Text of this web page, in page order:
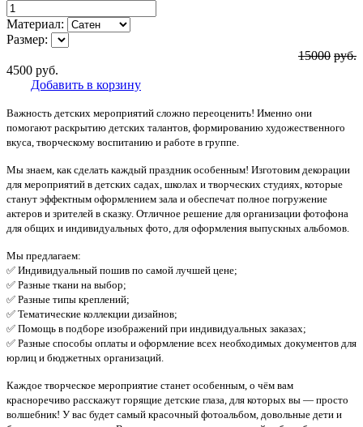
Материал:
Размер:
15000 руб.
4500 руб.
Добавить в корзину
Важность детских мероприятий сложно переоценить! Именно они
помогают раскрытию детских талантов, формированию художественного
вкуса, творческому воспитанию и работе в группе.
Мы знаем, как сделать каждый праздник особенным! Изготовим декорации
для мероприятий в детских садах, школах и творческих студиях, которые
станут эффектным оформлением зала и обеспечат полное погружение
актеров и зрителей в сказку. Отличное решение для организации фотофона
для общих и индивидуальных фото, для оформления выпускных альбомов.
Мы предлагаем:
✅ Индивидуальный пошив по самой лучшей цене;
✅ Разные ткани на выбор;
✅ Разные типы креплений;
✅ Тематические коллекции дизайнов;
✅ Помощь в подборе изображений при индивидуальных заказах;
✅ Разные способы оплаты и оформление всех необходимых документов для
юрлиц и бюджетных организаций.
Каждое творческое мероприятие станет особенным, о чём вам
красноречиво расскажут горящие детские глаза, для которых вы — просто
волшебник! У вас будет самый красочный фотоальбом, довольные дети и